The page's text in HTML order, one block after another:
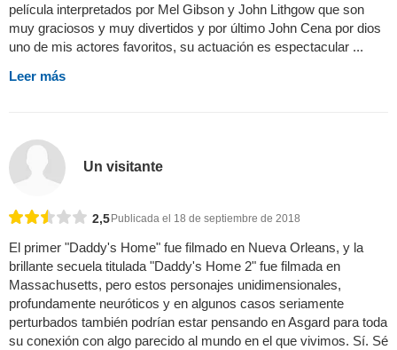
película interpretados por Mel Gibson y John Lithgow que son
muy graciosos y muy divertidos y por último John Cena por dios
uno de mis actores favoritos, su actuación es espectacular ...
Leer más
Un visitante
2,5 Publicada el 18 de septiembre de 2018
El primer "Daddy's Home" fue filmado en Nueva Orleans, y la
brillante secuela titulada "Daddy's Home 2" fue filmada en
Massachusetts, pero estos personajes unidimensionales,
profundamente neuróticos y en algunos casos seriamente
perturbados también podrían estar pensando en Asgard para toda
su conexión con algo parecido al mundo en el que vivimos. Sí. Sé